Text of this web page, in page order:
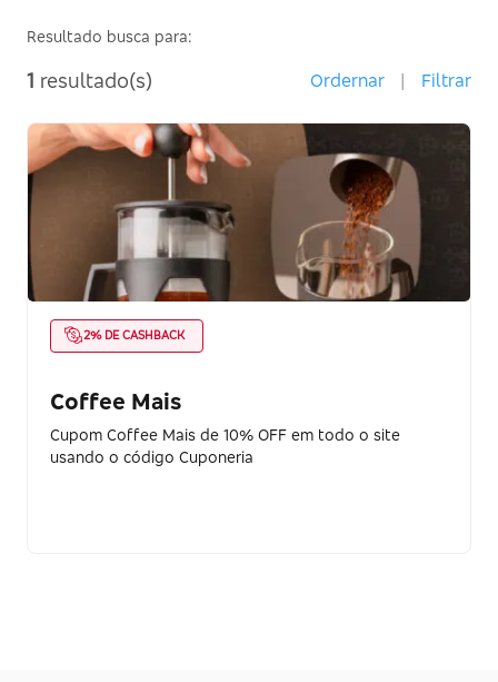
Resultado busca para:
1 resultado(s) Ordernar | Filtrar
2% DE CASHBACK
Coffee Mais
Cupom Coffee Mais de 10% OFF em todo o site
usando o código Cuponeria